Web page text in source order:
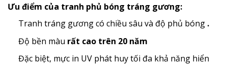
Ưu điểm của tranh phủ bóng tráng gương:
Tranh tráng gương có chiều sâu và độ phủ bóng .
Độ bền màu rất cao trên 20 năm
Đặc biệt, mực in UV phát huy tối đa khả năng hiển